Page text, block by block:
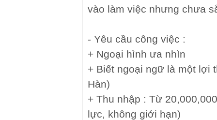
vào làm việc nhưng chưa
- Yêu cầu công việc :
+ Ngoại hình ưa nhìn
+ Biết ngoại ngữ là một lợi
Hàn)
+ Thu nhập : Từ
lực, không giới hạn)